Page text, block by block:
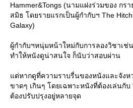
Hammer&Tongs (นามแฝงร่วมของ กร
สมิธ โดยรายแรกเป็นผู้กำกับฯ The
Galaxy)
ผู้กำกับฯหนุ่มหน้าใหม่กับการลองวิชาเช่
ทำให้หนังดูน่าสนใจ ก็นับว่าสอบผ่าน
ต่หากดูที่ความราบรื่นของหนังและจังห
ขาดๆ เกินๆ โดยเฉพาะหนังที่ต้องเล่นกับ
ต้องปรับปรุงอยู่หลายจุด